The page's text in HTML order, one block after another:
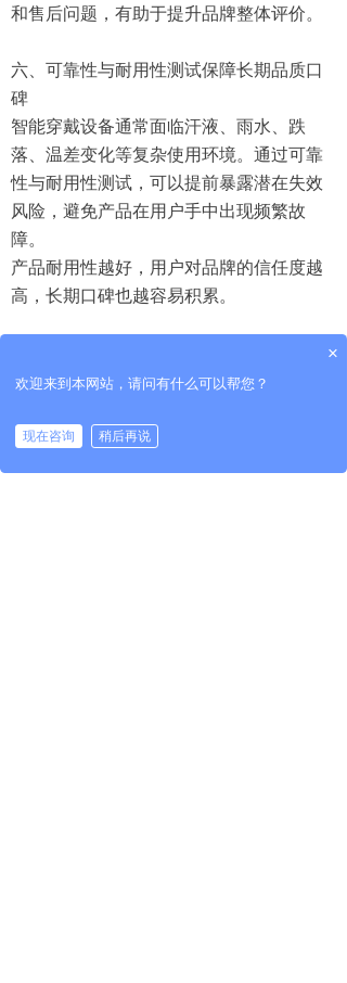
和售后问题，有助于提升品牌整体评价。
六、可靠性与耐用性测试保障长期品质口
碑
智能穿戴设备通常面临汗液、雨水、跌
落、温差变化等复杂使用环境。通过可靠
性与耐用性测试，可以提前暴露潜在失效
风险，避免产品在用户手中出现频繁故
障。
产品耐用性越好，用户对品牌的信任度越
高，长期口碑也越容易积累。
除技术层面的测试外，引入用户体验测
使用障碍。这种测试有助于优化产品细
×
欢迎来到本网站，请问有什么可以帮您？
现在咨询 稍后再说